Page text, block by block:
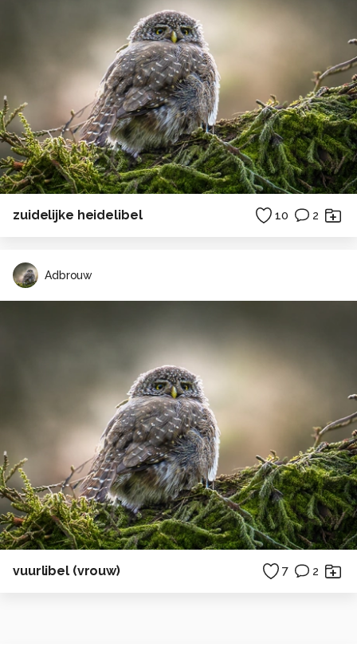
zuidelijke heidelibel 10 2
Adbrouw
vuurlibel (vrouw) 7 2